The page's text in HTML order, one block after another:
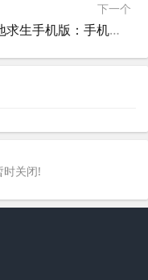
下一个
绝地求生手机版：手机上的战场体验-绝地求生手机版最新版本下载与玩法指南
时关闭!